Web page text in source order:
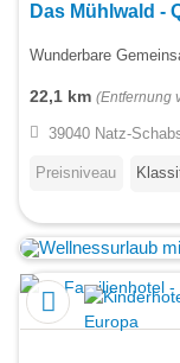
Das Mühlwald -
Wunderbare
22,1 km (Entfernung
39040 Natz-
Preisniveau